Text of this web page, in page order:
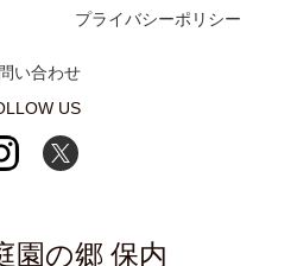
プライバシーポリシー
い合わせ
US
園の郷 保内